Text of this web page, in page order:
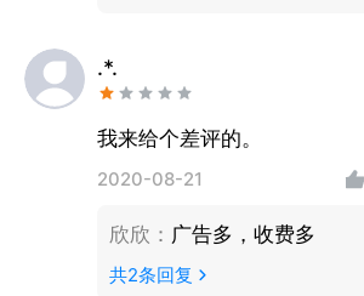
.*.
我来给个差评的。
2020-08-21
欣欣 ： 广告多，收费多
共2条回复